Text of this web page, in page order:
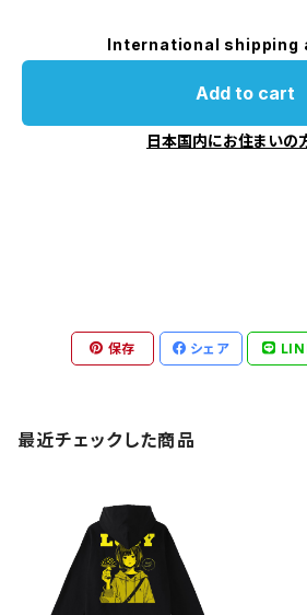
International shipping
Add to cart
日本国内にお住まいの
保存 シェア
最近チェックした商品